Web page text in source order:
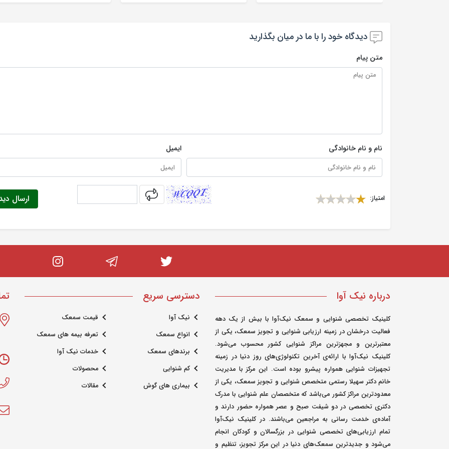
دیدگاه خود را با ما در میان بگذارید
متن پیام
نام و نام خانوادگی ایمیل
امتیاز:
captcha
ارسال
درباره نیک آوا
کلینیک تخصصی شنوایی و سمعک نیک‌آوا با بیش از یک دهه
فعالیت درخشان در زمینه ارزیابی شنوایی و تجویز سمعک، یکی از
معتبرترین و مجهزترین مراکز شنوایی کشور محسوب می‌شود.
کلینیک نیک‌آوا با ارائه‌ی آخرین تکنولوژی‌های روز دنیا در زمینه
تجهیزات شنوایی همواره پیشرو بوده است. این مرکز با مدیریت
خانم دکتر سهیلا رستمی متخصص شنوایی و تجویز سمعک، یکی از
معدودترین مراکز کشور می‌باشد که متخصصان علم شنوایی با مدرک
دکتری تخصصی در دو شیفت صبح و عصر همواره حضور دارند و
آماده‌ی خدمت رسانی به مراجعین می‌باشند. در کلینیک نیک‌آوا
تمام ارزیابی‌های تخصصی شنوایی در بزرگسالان و کودکان انجام
می‌شود و جدیدترین سمعک‌های دنیا در این مرکز تجویز، تنظیم و
دسترسی سریع
نیک آوا
انواع سمعک
برندهای سمعک
کم شنوایی
بیماری های گوش
قیمت سمعک
تعرفه بیمه های سمعک
خدمات نیک آوا
محصولات
مقالات